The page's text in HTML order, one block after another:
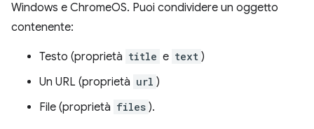
Windows e ChromeOS. Puoi condividere un oggetto
contenente:
Testo (proprietà title e text )
Un URL (proprietà url )
File (proprietà files ).